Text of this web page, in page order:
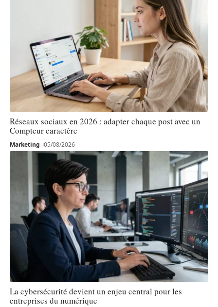
Réseaux sociaux en 2026 : adapter chaque post avec un
Compteur caractère
Marketing 05/08/2026
La cybersécurité devient un enjeu central pour les
entreprises du numérique